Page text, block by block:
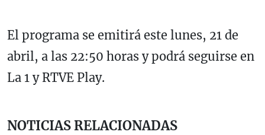
El programa se emitirá este lunes, 21 de
abril, a las 22:50 horas y podrá seguirse en
La 1 y RTVE Play.
NOTICIAS RELACIONADAS